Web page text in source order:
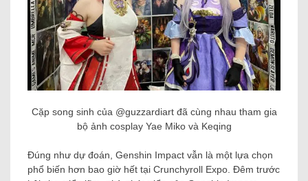
Cặp song sinh của @guzzardiart đã cùng nhau tham gia
bộ ảnh cosplay Yae Miko và Keqing
Đúng như dự đoán, Genshin Impact vẫn là một lựa chọn
phổ biến hơn bao giờ hết tại Crunchyroll Expo. Đêm trước